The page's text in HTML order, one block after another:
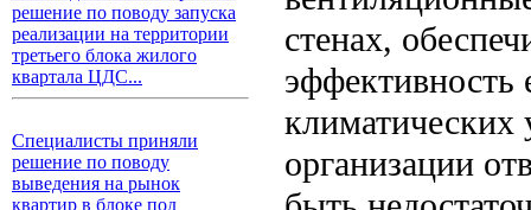
решение по поводу запуска
реализации на территории
третьего блока жилого
квартала ЦДС...
Специалисты приняли
решение по поводу
выведения на рынок
квартир в блоке под
стенах,
эффективность
климатических
организации